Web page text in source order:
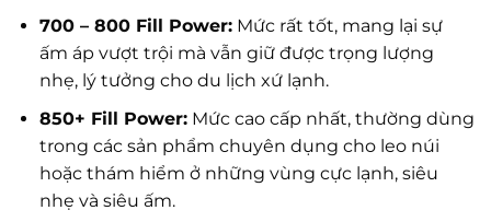
700 – 800 Fill Power:Mức rất tốt, mang lại sự
ấm áp vượt trội mà vẫn giữ được trọng lượng
nhẹ, lý tưởng cho du lịch xứ lạnh.
850+ Fill Power:Mức cao cấp nhất, thường dùng
trong các sản phẩm chuyên dụng cho leo núi
hoặc thám hiểm ở những vùng cực lạnh, siêu
nhẹ và siêu ấm.